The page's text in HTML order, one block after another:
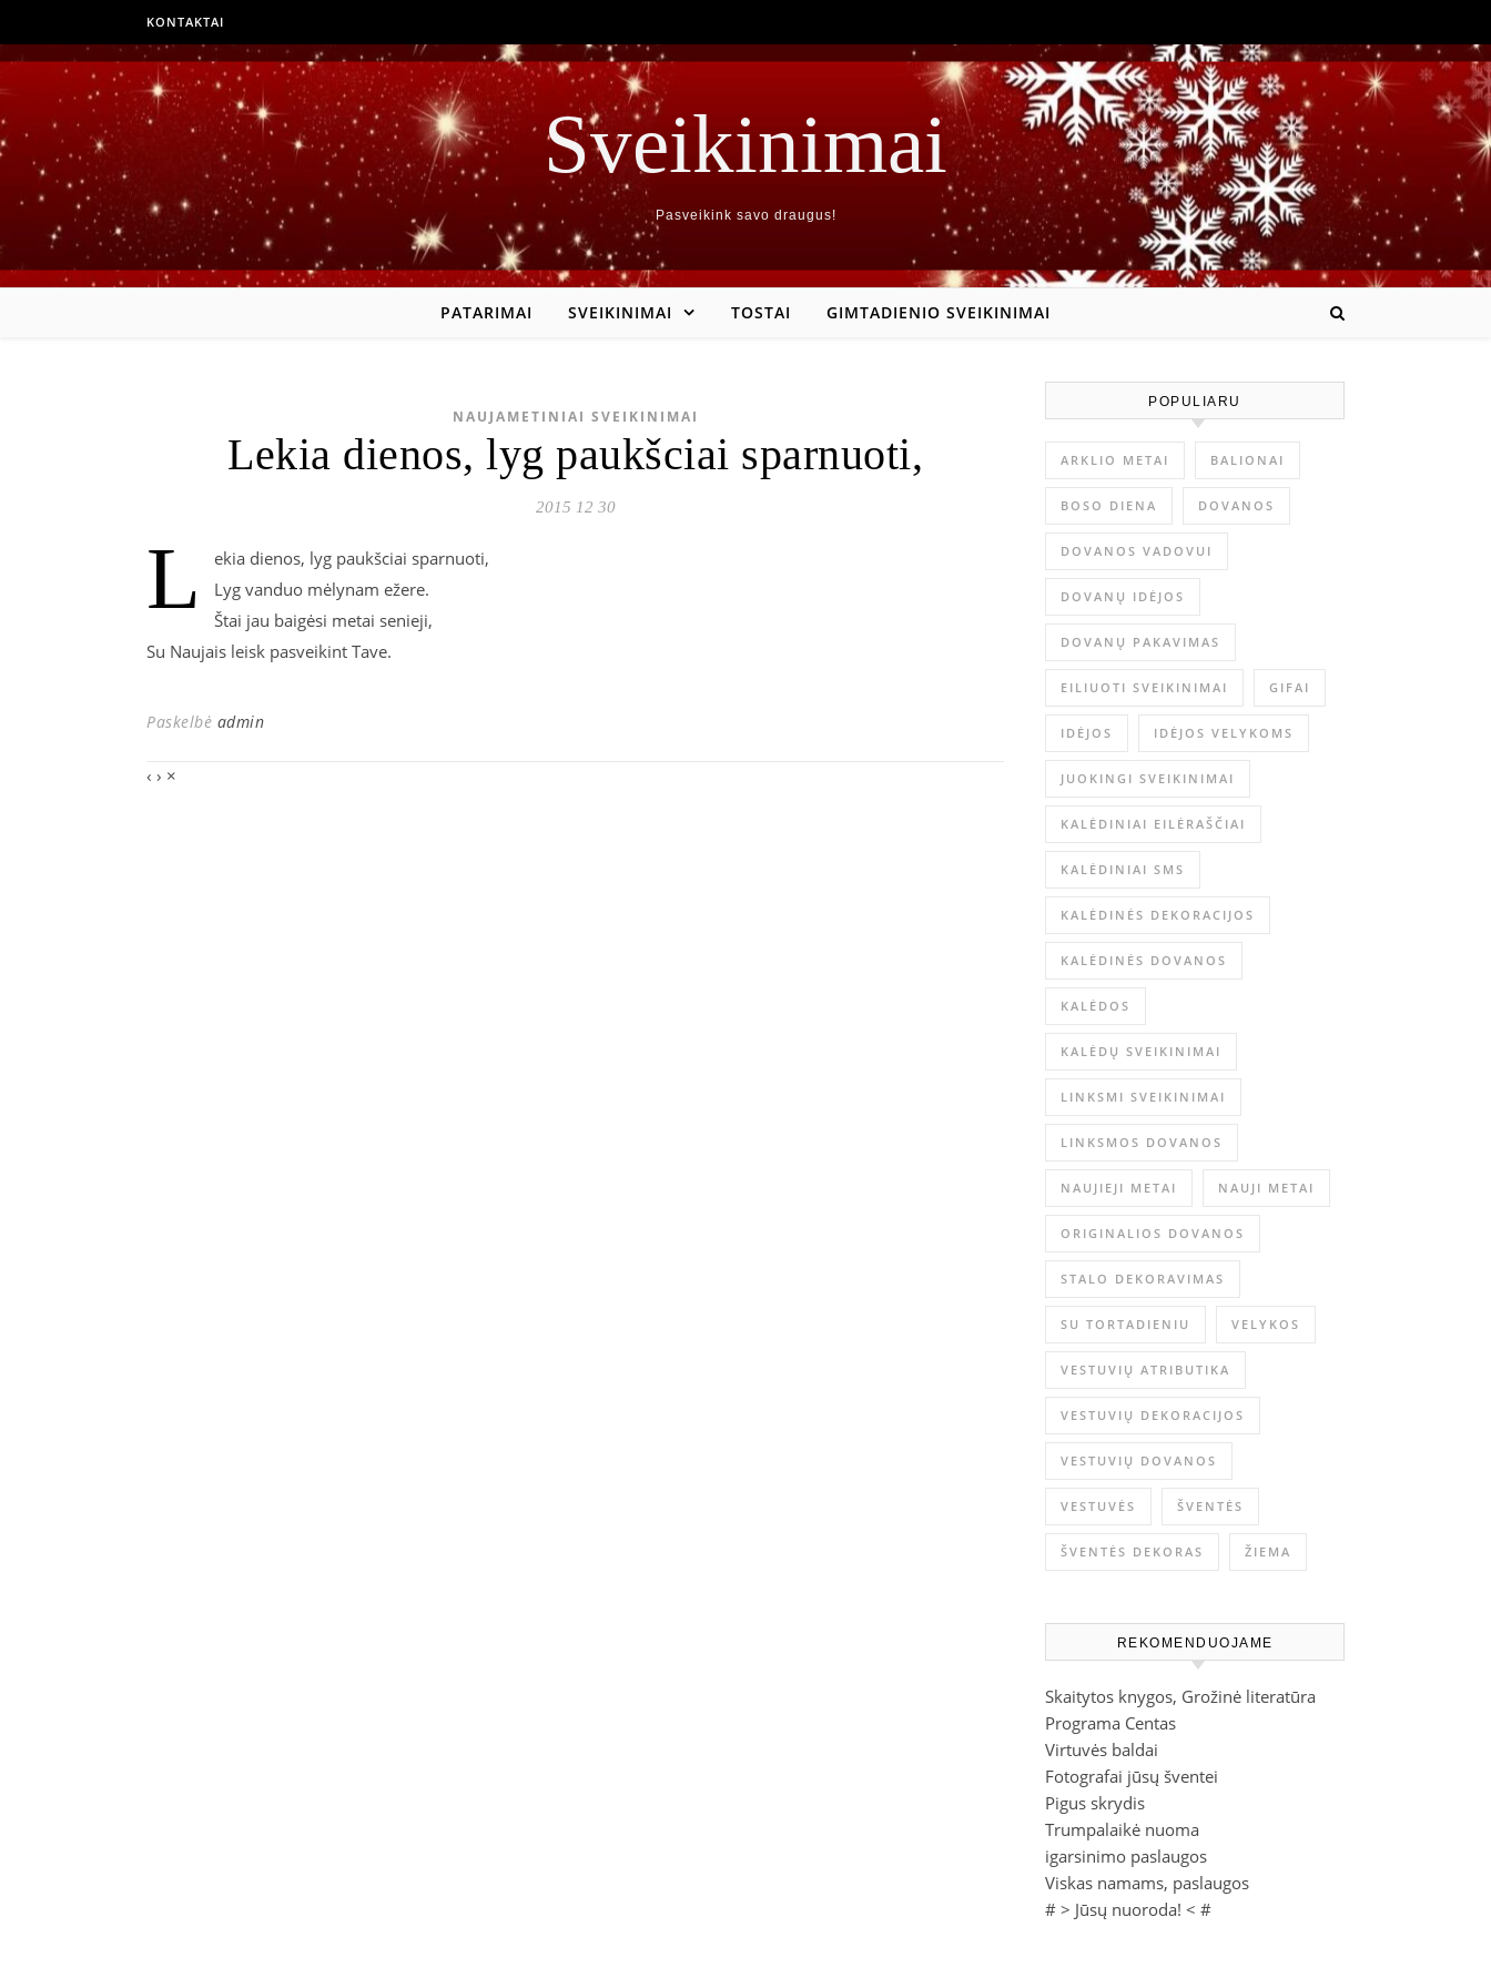
KONTAKTAI
Sveikinimai
Pasveikink savo draugus!
PATARIMAI SVEIKINIMAI TOSTAI GIMTADIENIO SVEIKINIMAI
NAUJAMETINIAI SVEIKINIMAI
Lekia dienos, lyg paukšciai sparnuoti,
2015 12 30
L
ekia dienos, lyg paukšciai sparnuoti,
Lyg vanduo mėlynam ežere.
Štai jau baigėsi metai senieji,
Su Naujais leisk pasveikint Tave.
Paskelbė admin
‹ › ×
POPULIARU
ARKLIO METAI BALIONAI
BOSO DIENA DOVANOS
DOVANOS VADOVUI
DOVANŲ IDĖJOS
DOVANŲ PAKAVIMAS
EILIUOTI SVEIKINIMAI GIFAI
IDĖJOS IDĖJOS VELYKOMS
JUOKINGI SVEIKINIMAI
KALĖDINIAI EILĖRAŠČIAI
KALĖDINIAI SMS
KALĖDINĖS DEKORACIJOS
KALĖDINĖS DOVANOS
KALĖDOS
KALĖDŲ SVEIKINIMAI
LINKSMI SVEIKINIMAI
LINKSMOS DOVANOS
NAUJIEJI METAI NAUJI METAI
ORIGINALIOS DOVANOS
STALO DEKORAVIMAS
SU TORTADIENIU VELYKOS
VESTUVIŲ ATRIBUTIKA
VESTUVIŲ DEKORACIJOS
VESTUVIŲ DOVANOS
VESTUVĖS ŠVENTĖS
ŠVENTĖS DEKORAS ŽIEMA
REKOMENDUOJAME
Skaitytos knygos, Grožinė literatūra
Programa Centas
Virtuvės baldai
Fotografai jūsų šventei
Pigus skrydis
Trumpalaikė nuoma
igarsinimo paslaugos
Viskas namams, paslaugos
# > Jūsų nuoroda! < #